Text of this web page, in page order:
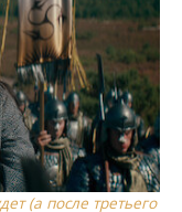
(а после третьего